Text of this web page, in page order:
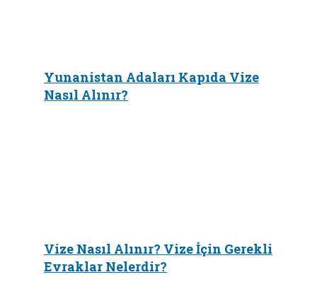
Yunanistan Adaları Kapıda Vize
Nasıl Alınır?
Vize Nasıl Alınır? Vize İçin Gerekli
Evraklar Nelerdir?